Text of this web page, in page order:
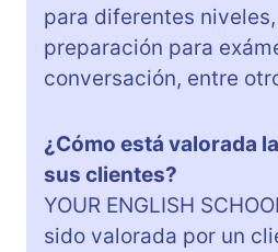
para diferentes
preparación para
conversación, entre
¿Cómo está valorada
sus clientes?
YOUR ENGLISH
sido valorada por un